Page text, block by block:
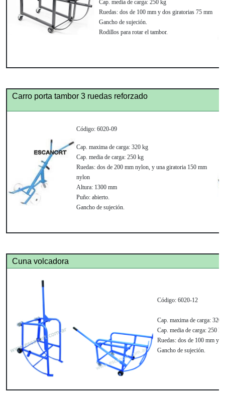
Cap. media de carga: 250 kg
Ruedas: dos de 100 mm y dos giratorias 75 mm
Gancho de sujeción.
Rodillos para rotar el tambor.
Carro porta tambor 3 ruedas reforzado
Código: 6020-09
Cap. maxima de carga: 320 kg
Cap. media de carga: 250 kg
Ruedas: dos de 200 mm nylon, y una giratoria 150 mm
nylon
Altura: 1300 mm
Puño: abierto.
Gancho de sujeción.
Cuna volcadora
Código: 6020-12
Cap. maxima de carga: 320
Cap. media de carga: 250 kg
Ruedas: dos de 100 mm y
Gancho de sujeción.